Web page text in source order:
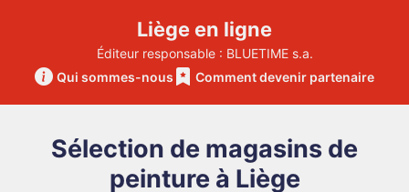
Liège en ligne
Éditeur responsable : BLUETIME s.a.
Qui sommes-nous
Comment devenir partenaire
Sélection de magasins de
peinture à Liège